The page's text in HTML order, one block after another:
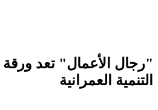
"رجال الأعمال" تعد
التنمية العمرانية